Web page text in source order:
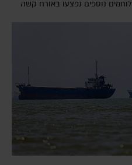
נוספים נפצעו באורח קשה